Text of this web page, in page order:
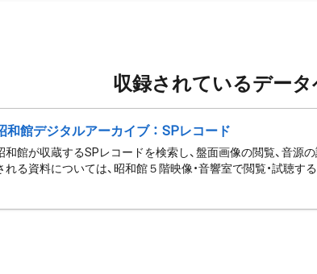
収録されているデータ
和館デジタルアーカイブ ： SPレコード
和館が収蔵するSPレコードを検索し、盤面画像の閲覧、音源
れる資料については、昭和館５階映像・音響室で閲覧・試聴す